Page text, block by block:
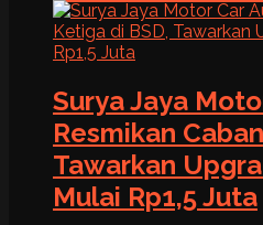
Surya Jaya
Resmikan
Tawarkan
Mulai Rp1,5 Juta